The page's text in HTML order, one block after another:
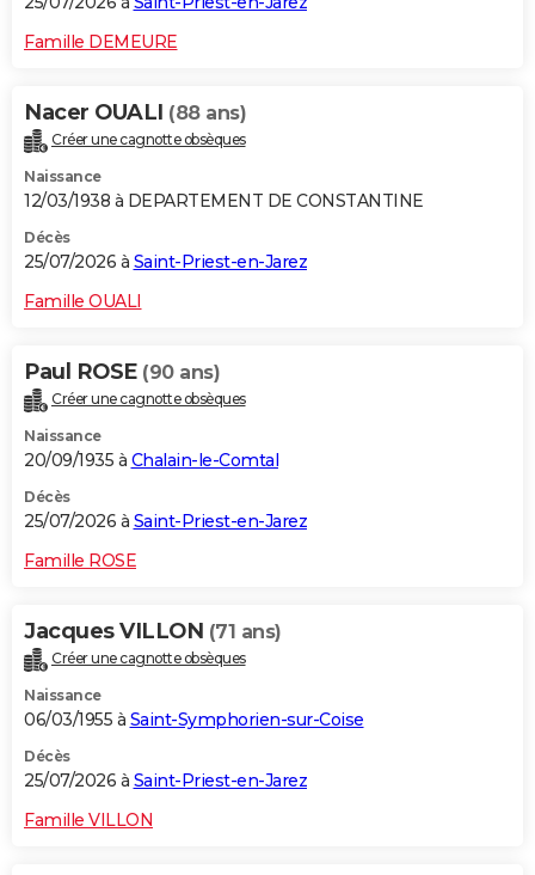
Famille DEMEURE
Nacer OUALI (88 ans)
Créer une cagnotte obsèques
Naissance
12/03/1938 à DEPARTEMENT DE CONSTANTINE
Décès
25/07/2026 à Saint-Priest-en-Jarez
Famille OUALI
Paul ROSE (90 ans)
Créer une cagnotte obsèques
Naissance
20/09/1935 à Chalain-le-Comtal
Décès
25/07/2026 à Saint-Priest-en-Jarez
Famille ROSE
Jacques VILLON (71 ans)
Créer une cagnotte obsèques
Naissance
06/03/1955 à Saint-Symphorien-sur-Coise
Décès
25/07/2026 à Saint-Priest-en-Jarez
Famille VILLON